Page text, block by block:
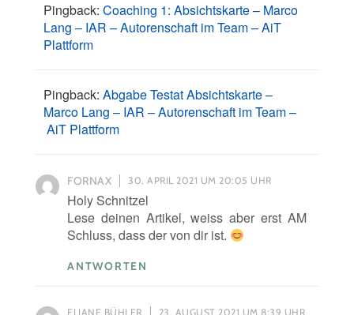
Pingback: Coaching 1: Absichtskarte – Marco
Lang – IAR – Autorenschaft im Team – AiT
Plattform
Pingback: Abgabe Testat Absichtskarte –
Marco Lang – IAR – Autorenschaft im Team –
AiT Plattform
FORNAX 30. APRIL 2021 UM 20:05 UHR
Holy Schnitzel
Lese deinen Artikel, weiss aber erst AM
Schluss, dass der von dir ist.
ANTWORTEN
ELIANE BÜHLER 23. AUGUST 2021 UM 8:39 UHR